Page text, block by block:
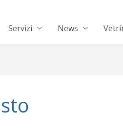
Servizi News